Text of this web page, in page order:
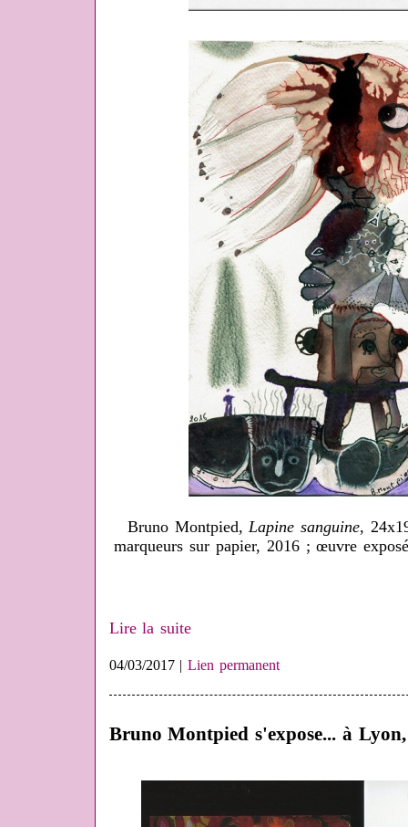
Bruno Montpied, Lapine sanguine,
marqueurs sur papier, 2016 ; œuvre
Lire la suite
04/03/2017 |Lien permanent
Bruno Montpied s'expose... à